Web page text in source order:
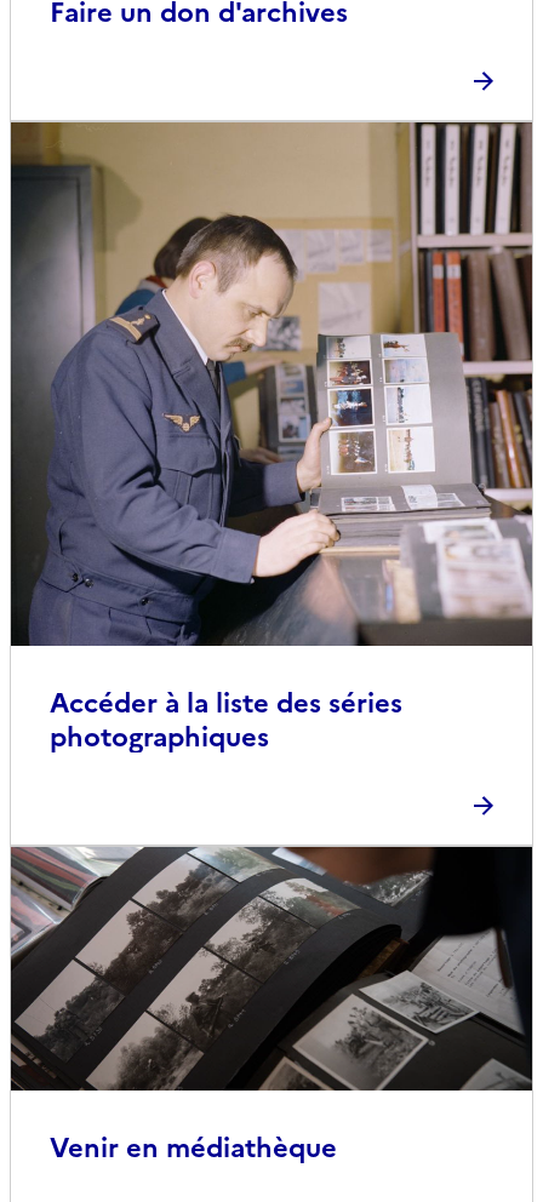
Faire un don d'archives
Accéder à la liste des séries
photographiques
Venir en médiathèque